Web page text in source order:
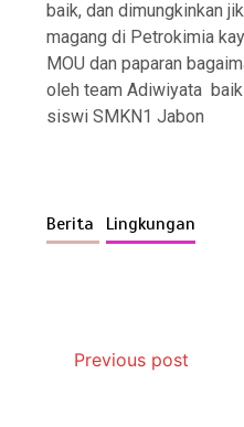
baik, dan dimungkinkan
magang di Petrokimia
MOU dan paparan
oleh team Adiwiyata
siswi SMKN1 Jabon
Berita Lingkungan
Previous post